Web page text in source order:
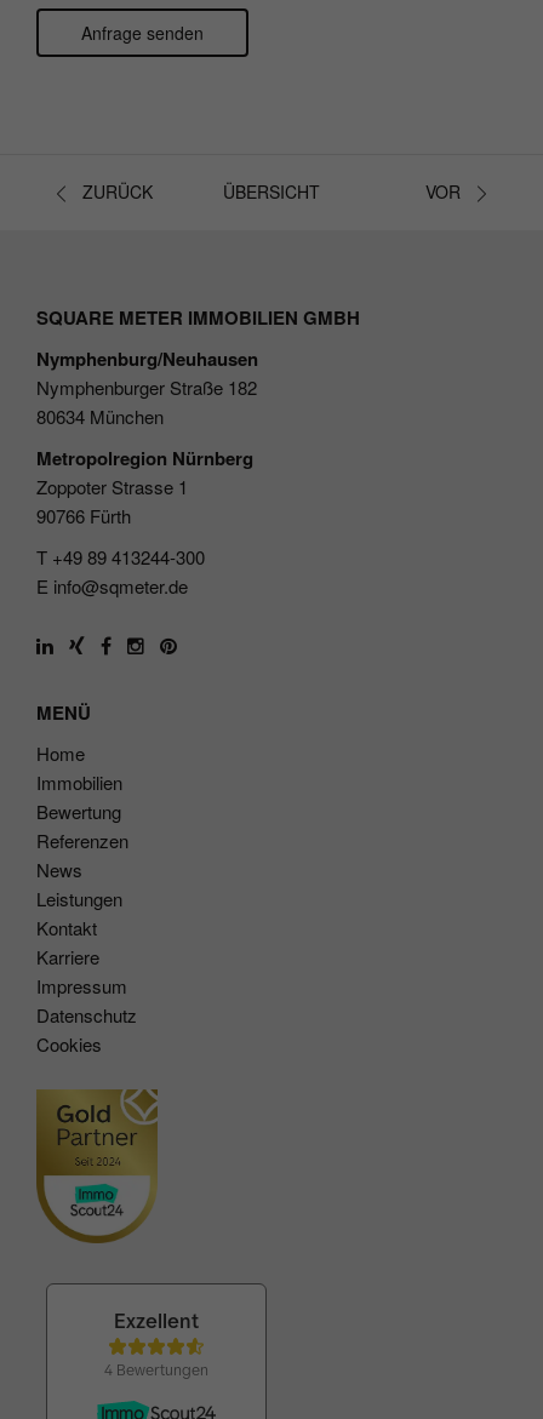
Anfrage senden
ZURÜCK ÜBERSICHT VOR
SQUARE METER IMMOBILIEN GMBH
Nymphenburg/Neuhausen
Nymphenburger Straße 182
80634 München
Metropolregion Nürnberg
Zoppoter Strasse 1
90766 Fürth
T +49 89 413244-300
E info@sqmeter.de
MENÜ
Home
Immobilien
Bewertung
Referenzen
News
Leistungen
Kontakt
Karriere
Impressum
Datenschutz
Cookies